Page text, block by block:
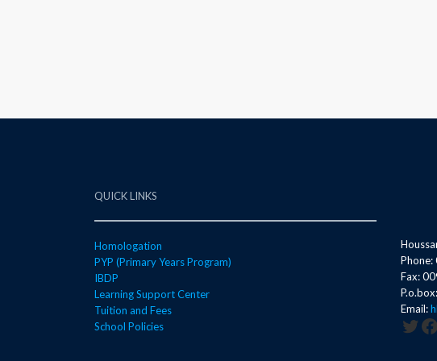
QUICK LINKS
Homologation
PYP (Primary Years Program)
IBDP
Learning Support Center
Tuition and Fees
School Policies
Fax:
Email: